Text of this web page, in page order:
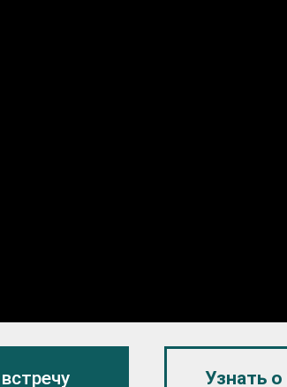
Узнать